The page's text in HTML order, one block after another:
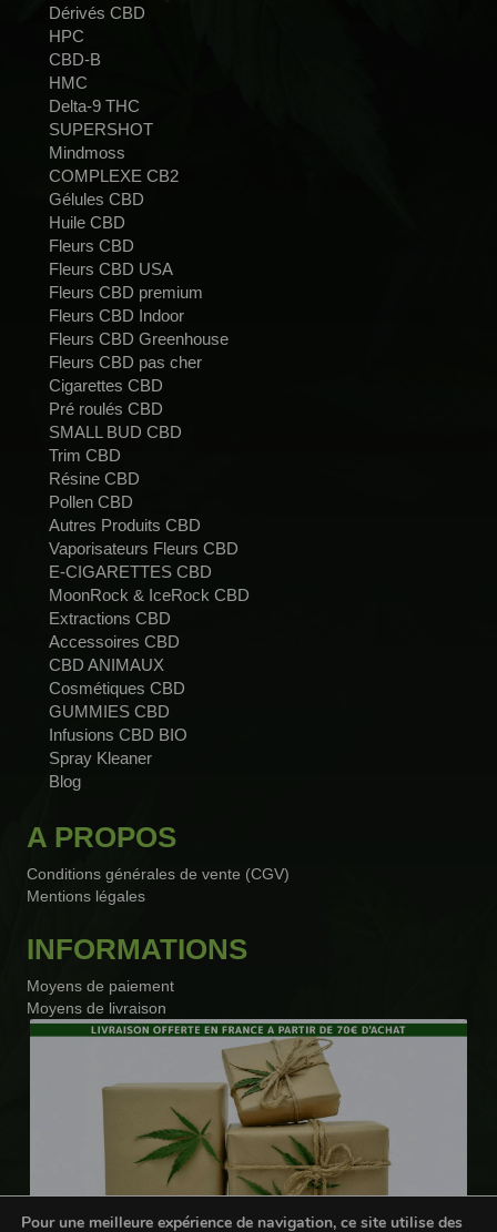
Dérivés CBD
HPC
CBD-B
HMC
Delta-9 THC
SUPERSHOT
Mindmoss
COMPLEXE CB2
Gélules CBD
Huile CBD
Fleurs CBD
Fleurs CBD USA
Fleurs CBD premium
Fleurs CBD Indoor
Fleurs CBD Greenhouse
Fleurs CBD pas cher
Cigarettes CBD
Pré roulés CBD
SMALL BUD CBD
Trim CBD
Résine CBD
Pollen CBD
Autres Produits CBD
Vaporisateurs Fleurs CBD
E-CIGARETTES CBD
MoonRock & IceRock CBD
Extractions CBD
Accessoires CBD
CBD ANIMAUX
Cosmétiques CBD
GUMMIES CBD
Infusions CBD BIO
Spray Kleaner
Blog
A PROPOS
Conditions générales de vente (CGV)
Mentions légales
INFORMATIONS
Moyens de paiement
Moyens de livraison
Pour une meilleure expérience de navigation, ce site utilise des